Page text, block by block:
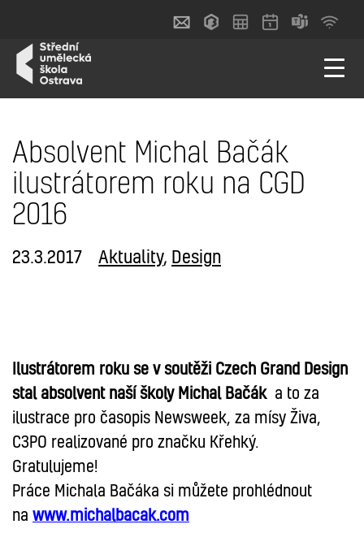
Absolvent Michal Bačák
ilustrátorem roku na CGD
2016
23.3.2017 Aktuality, Design
Ilustrátorem roku se v soutěži Czech Grand Design
stal absolvent naší školy Michal Bačáka to za
ilustrace pro časopis Newsweek, za mísy Živa,
C3PO realizované pro značku Křehký.
Gratulujeme!
Práce Michala Bačáka si můžete prohlédnout
na www.michalbacak.com